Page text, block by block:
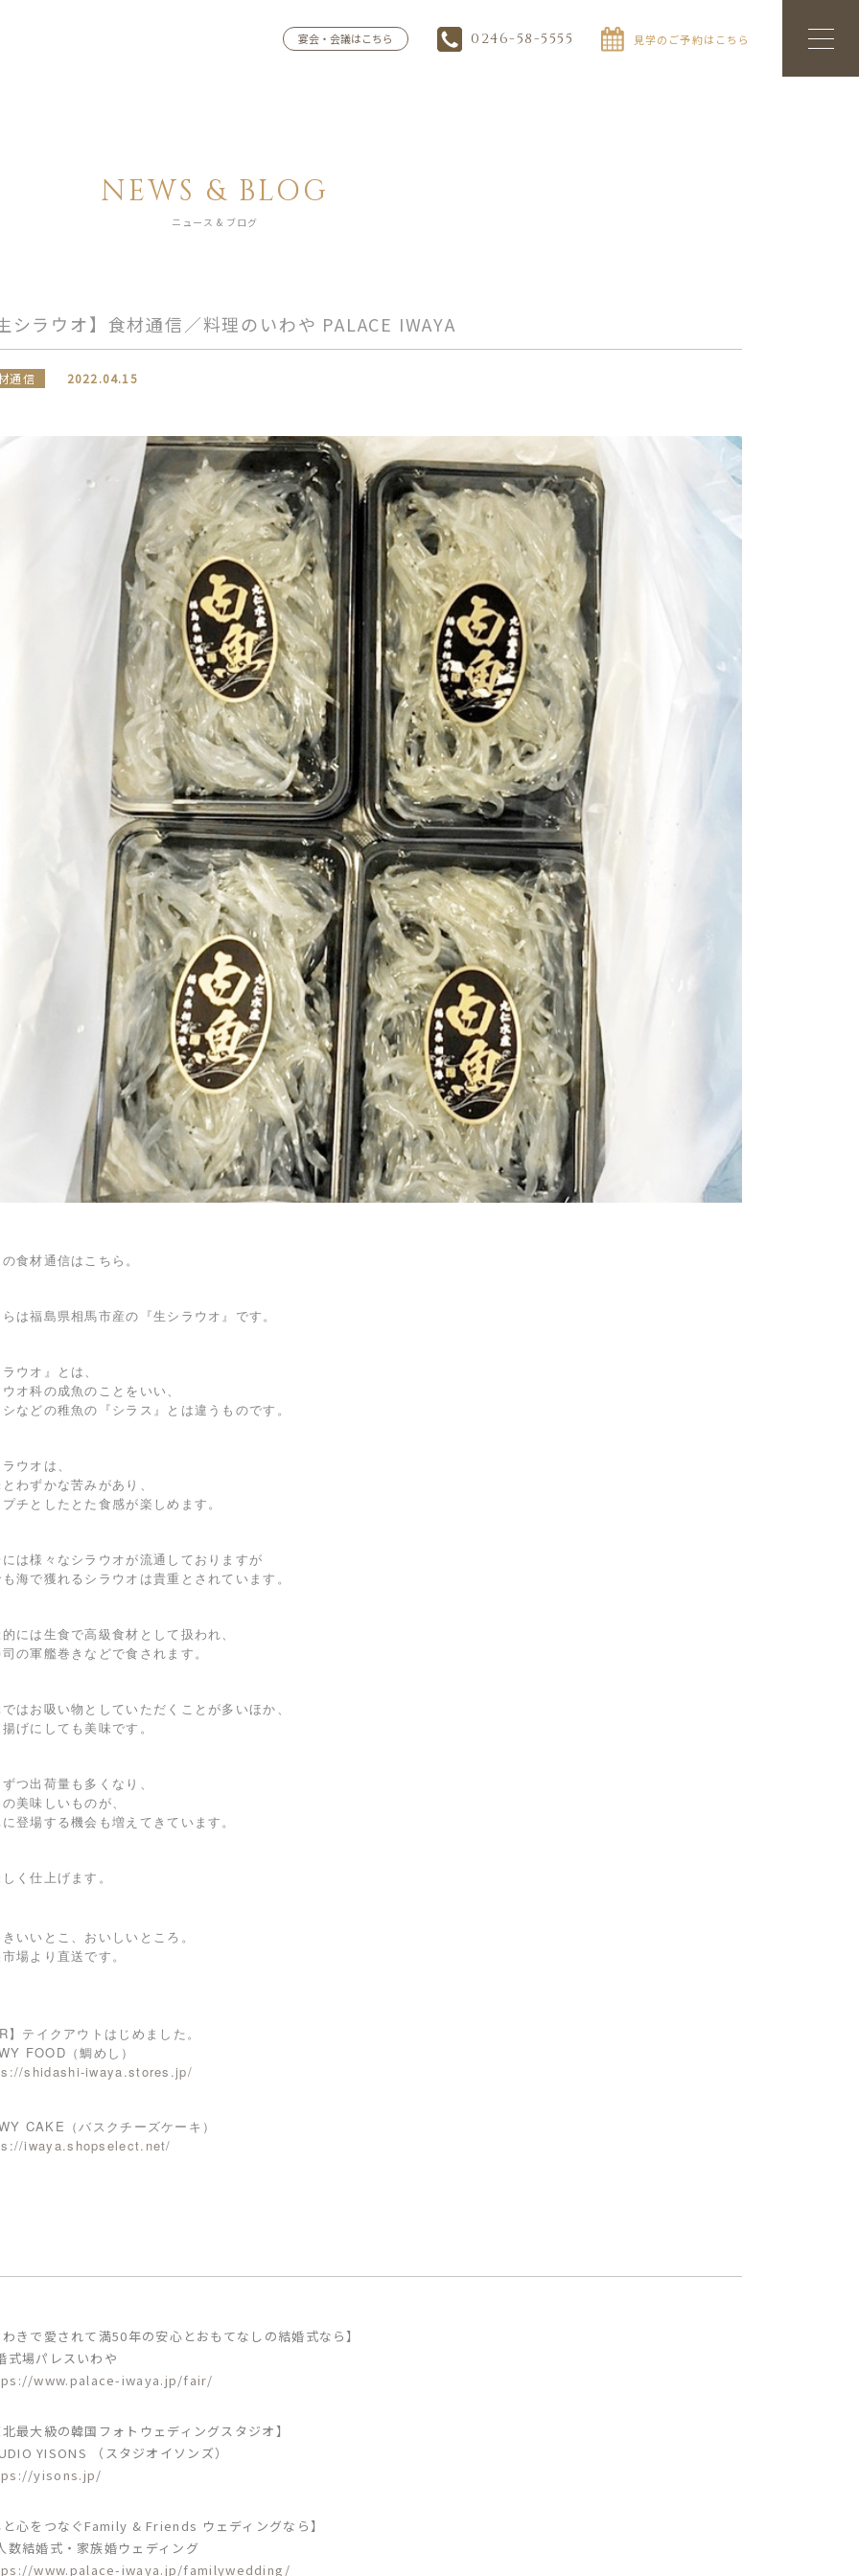
宴会・会議はこちら 0246-58-5555 見学のご予約はこちら
NEWS & BLOG
ニュース & ブログ
シラウオ】食材通信／料理のいわや PALACE IWAYA
通信 2022.04.15
食材通信はこちら。
は福島県相馬市産の『生シラウオ』です。
ウオ』とは、
オ科の成魚のことをいい、
などの稚魚の『シラス』とは違うものです。
ウオは、
わずかな苦みがあり、
チとしたとた食感が楽しめます。
は様々なシラウオが流通しておりますが
海で獲れるシラウオは貴重とされています。
には生食で高級食材として扱われ、
の軍艦巻きなどで食されます。
はお吸い物としていただくことが多いほか、
げにしても美味です。
つ出荷量も多くなり、
美味しいものが、
登場する機会も増えてきています。
く仕上げます。
いいとこ、おいしいところ。
場より直送です。
】テイクアウトはじめました。
FOOD（鯛めし）
shidashi-iwaya.stores.jp/
CAKE（バスクチーズケーキ）
iwaya.shopselect.net/
きで愛されて満50年の安心と おもてなしの結婚式なら】
式場パレスいわや
www.palace-iwaya.jp/fair/
最大級の韓国フォトウェディングスタジオ】
YISONS （スタジオイソンズ）
yisons.jp/
心をつなぐFamily & Friends ウェディングなら】
数結婚式・家族婚ウェディング
www.palace-iwaya.jp/familywedding/